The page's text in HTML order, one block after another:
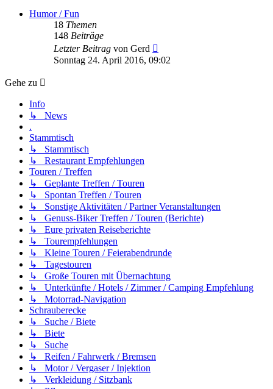
Humor / Fun
18 Themen
148 Beiträge
Letzter Beitrag von Gerd
Beitrag
Sonntag 24. April 2016, 09:02
Gehe zu
Info
↳ News
.
Stammtisch
↳ Stammtisch
↳ Restaurant Empfehlungen
Touren / Treffen
↳ Geplante Treffen / Touren
↳ Spontan Treffen / Touren
↳ Sonstige Aktivitäten / Partner Veranstaltungen
↳ Genuss-Biker Treffen / Touren (Berichte)
↳ Eure privaten Reiseberichte
↳ Tourempfehlungen
↳ Kleine Touren / Feierabendrunde
↳ Tagestouren
↳ Große Touren mit Übernachtung
↳ Unterkünfte / Hotels / Zimmer / Camping Empfehlung
↳ Motorrad-Navigation
Schrauberecke
↳ Suche / Biete
↳ Biete
↳ Suche
↳ Reifen / Fahrwerk / Bremsen
↳ Motor / Vergaser / Injektion
↳ Verkleidung / Sitzbank